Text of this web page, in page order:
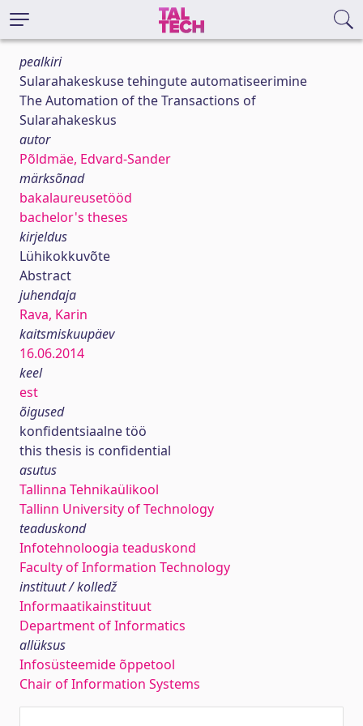
pealkiri
Sularahakeskuse tehingute automatiseerimine
The Automation of the Transactions of
Sularahakeskus
autor
Põldmäe, Edvard-Sander
märksõnad
bakalaureusetööd
bachelor's theses
kirjeldus
Lühikokkuvõte
Abstract
juhendaja
Rava, Karin
kaitsmiskuupäev
16.06.2014
keel
est
õigused
konfidentsiaalne töö
this thesis is confidential
asutus
Tallinna Tehnikaülikool
Tallinn University of Technology
teaduskond
Infotehnoloogia teaduskond
Faculty of Information Technology
instituut / kolledž
Informaatikainstituut
Department of Informatics
allüksus
Infosüsteemide õppetool
Chair of Information Systems